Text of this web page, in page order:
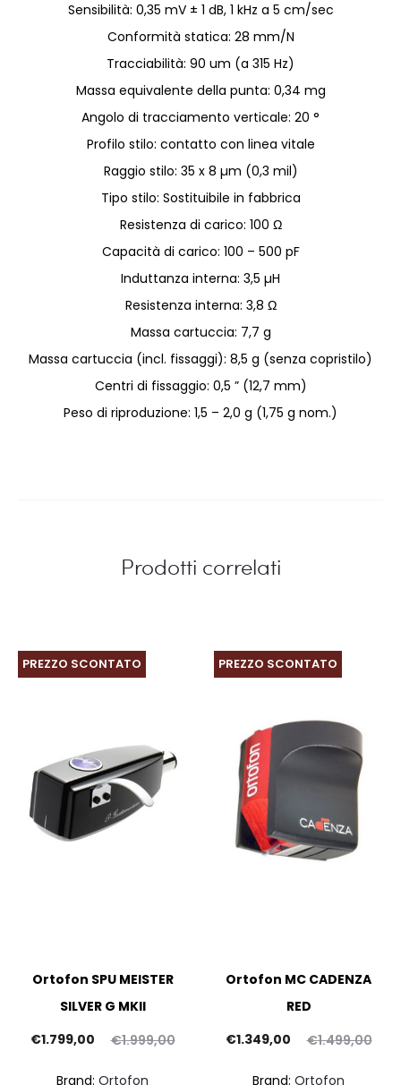
Sensibilità: 0,35 mV ± 1 dB, 1 kHz a 5 cm/sec
Conformità statica: 28 mm/N
Tracciabilità: 90 um (a 315 Hz)
Massa equivalente della punta: 0,34 mg
Angolo di tracciamento verticale: 20 °
Profilo stilo: contatto con linea vitale
Raggio stilo: 35 x 8 µm (0,3 mil)
Tipo stilo: Sostituibile in fabbrica
Resistenza di carico: 100 Ω
Capacità di carico: 100 – 500 pF
Induttanza interna: 3,5 µH
Resistenza interna: 3,8 Ω
Massa cartuccia: 7,7 g
Massa cartuccia (incl. fissaggi): 8,5 g (senza copristilo)
Centri di fissaggio: 0,5 ” (12,7 mm)
Peso di riproduzione: 1,5 – 2,0 g (1,75 g nom.)
Prodotti correlati
PREZZO SCONTATO
Ortofon SPU MEISTER
SILVER G MKII
€1.999,00
Il
€1.799,00
Brand: Ortofon
PREZZO SCONTATO
Ortofon MC CADENZA
RED
€1.499,00
Il
€1.349,00
Brand: Ortofon